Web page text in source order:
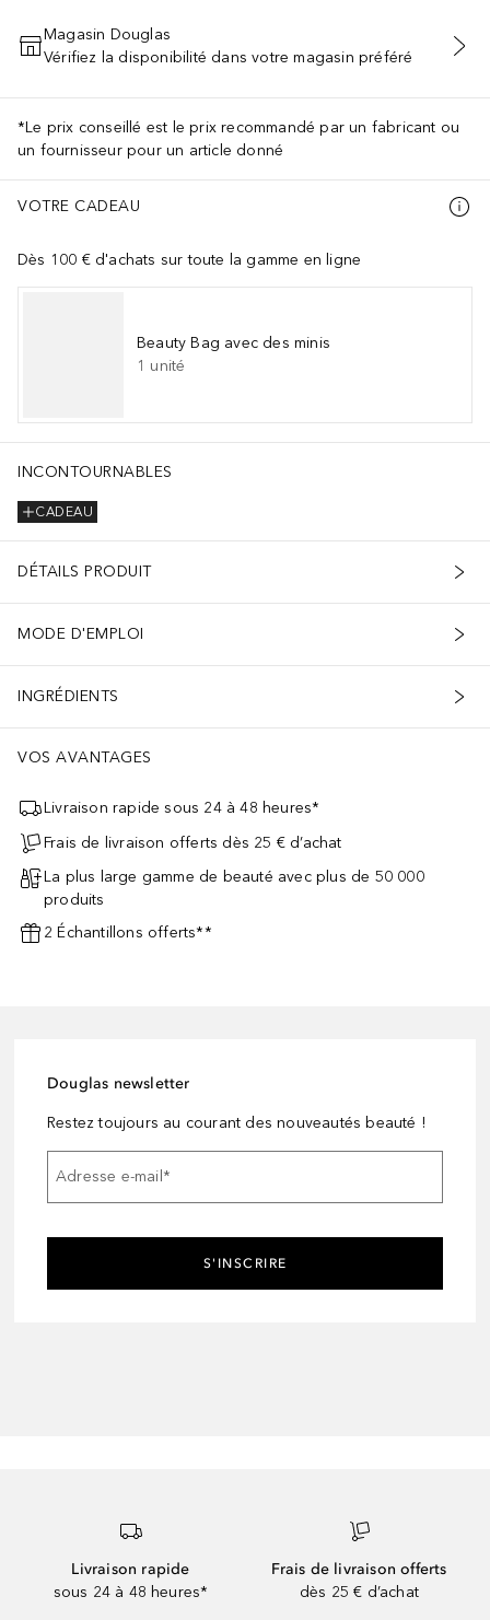
AJOUTER AU PANIER
Magasin Douglas
Vérifiez la disponibilité dans votre magasin préféré
*Le prix conseillé est le prix recommandé par un fabricant ou
un fournisseur pour un article donné
VOTRE CADEAU
Dès 100 € d'achats sur toute la gamme en ligne
Beauty Bag avec des minis
1 unité
INCONTOURNABLES
CADEAU
DÉTAILS PRODUIT
MODE D'EMPLOI
INGRÉDIENTS
VOS AVANTAGES
Livraison rapide sous 24 à 48 heures*
Frais de livraison offerts dès 25 € d’achat
La plus large gamme de beauté avec plus de 50 000
produits
2 Échantillons offerts**
Douglas newsletter
Restez toujours au courant des nouveautés beauté !
Adresse e-mail*
S'INSCRIRE
Livraison rapide
sous 24 à 48 heures*
Frais de livraison offerts
dès 25 € d’achat